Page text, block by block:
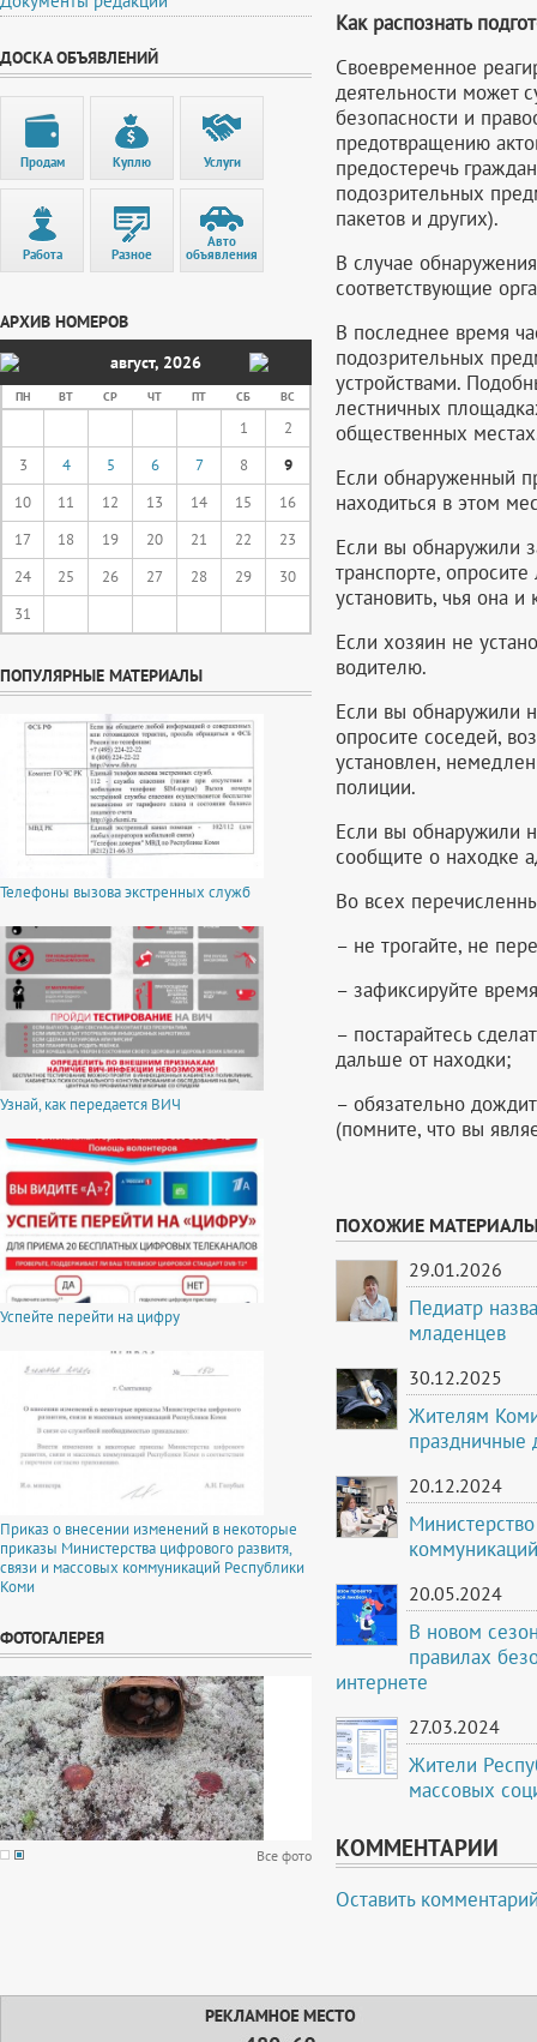
ДОСКА ОБЪЯВЛЕНИЙ
Продам Куплю Услуги
Работа Разное
Авто
объявления
АРХИВ НОМЕРОВ
август, 2026
ПН ВТ СР ЧТ ПТ СБ ВС
1
2
3
4 5 6 7 8
9
10
11 12 13 14 15
16
17
18 19 20 21 22
23
24
25 26 27 28 29
30
31
ПОПУЛЯРНЫЕ МАТЕРИАЛЫ
Телефоны вызова экстренных служб
Узнай, как передается ВИЧ
Успейте перейти на цифру
Приказ о внесении изменений в некоторые
приказы Министерства цифрового развитя,
связи и массовых коммуникаций Республики
Коми
ФОТОГАЛЕРЕЯ
Все фото
Как распознать
Своевременное
деятельности может
безопасности и
предотвращению
предостеречь
подозрительных
пакетов и других).
В случае
соответствующие
В последнее время
подозрительных
устройствами.
лестничных
общественных
Если обнаруженный
находиться в этом
Если вы обнаружили
транспорте,
установить, чья она и
Если хозяин не
водителю.
Если вы обнаружили
опросите соседей,
установлен,
полиции.
Если вы обнаружили
сообщите о находке
Во всех
– не трогайте, не
– зафиксируйте
– постарайтесь
дальше от находки;
– обязательно
(помните, что вы
ПОХОЖИЕ
29.01.2026
Педиатр
младенцев
30.12.2025
Жителям
праздничные
20.12.2024
20.05.2024
В новом
правилах
интернете
27.03.2024
Жители
массовых
КОММЕНТАРИИ
Оставить